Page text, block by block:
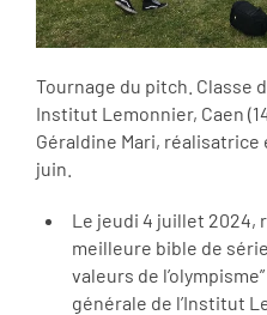
Tournage du pitch. Classe
Institut Lemonnier, Caen
Géraldine Mari, réalisatrice
juin.
Le jeudi 4 juillet 2024,
meilleure bible de
valeurs de
générale de l’Institut